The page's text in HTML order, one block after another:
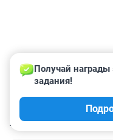
КОММЕНТАРИИ
Получай награды
задания!